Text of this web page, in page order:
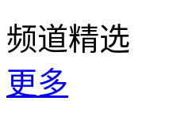
频道精选
更多